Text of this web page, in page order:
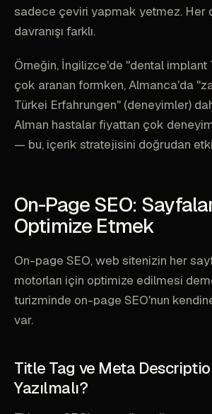
sadece çeviri yapmak yetmez. Her
davranışı farklı.
Örneğin, İngilizce'de "dental implant
çok aranan formken, Almanca'da
Türkei Erfahrungen" (deneyimler)
Alman hastalar fiyattan çok
— bu, içerik stratejisini doğrudan
On-Page SEO:
Optimize Etmek
On-page SEO, web sitenizin her
motorları için optimize edilmesi
turizminde on-page SEO'nun
var.
Title Tag ve Meta
Yazılmalı?